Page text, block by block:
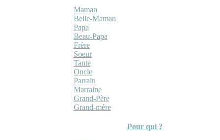
Maman
Belle-Maman
Papa
Beau-Papa
Frère
Soeur
Tante
Oncle
Parrain
Marraine
Grand-Père
Grand-mère
Pour qui ?